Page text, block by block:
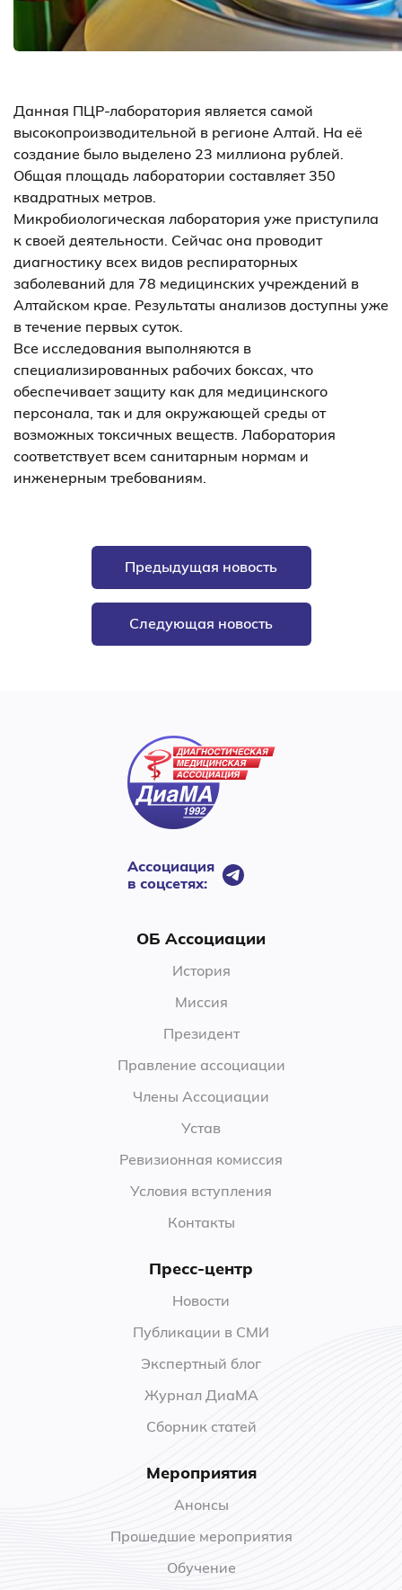
Данная ПЦР-лаборатория является самой
высокопроизводительной в регионе Алтай. На её
создание было выделено 23 миллиона рублей.
Общая площадь лаборатории составляет 350
квадратных метров.
Микробиологическая лаборатория уже приступила
к своей деятельности. Сейчас она проводит
диагностику всех видов респираторных
заболеваний для 78 медицинских учреждений в
Алтайском крае. Результаты анализов доступны уже
в течение первых суток.
Все исследования выполняются в
специализированных рабочих боксах, что
обеспечивает защиту как для медицинского
персонала, так и для окружающей среды от
возможных токсичных веществ. Лаборатория
соответствует всем санитарным нормам и
инженерным требованиям.
Предыдущая новость
Следующая новость
Ассоциация
в соцсетях:
ОБ Ассоциации
История
Миссия
Президент
Правление ассоциации
Члены Ассоциации
Устав
Ревизионная комиссия
Условия вступления
Контакты
Пресс-центр
Новости
Публикации в СМИ
Экспертный блог
Журнал ДиаМА
Сборник статей
Мероприятия
Анонсы
Прошедшие мероприятия
Обучение